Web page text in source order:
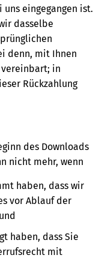
eingegangen ist.
dasselbe
denn, mit Ihnen
in
Rückzahlung
des Downloads
nicht mehr, wenn
haben, dass wir
vor Ablauf der
haben, dass Sie
mit